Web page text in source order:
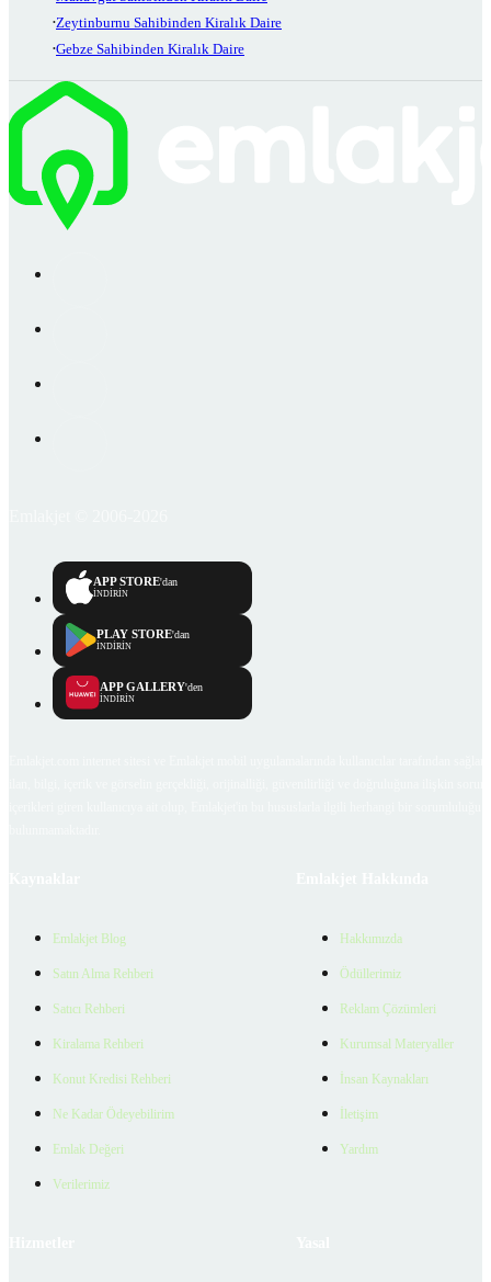
Zeytinburnu Sahibinden Kiralık Daire
Gebze Sahibinden Kiralık Daire
APP STORE'dan
İNDİRİN
PLAY STORE'dan
İNDİRİN
APP GALLERY'den
İNDİRİN
Emlakjet Blog
Satın Alma Rehberi
Satıcı Rehberi
Kiralama Rehberi
Konut Kredisi Rehberi
Ne Kadar Ödeyebilirim
Emlak Değeri
Verilerimiz
Hakkımızda
Ödüllerimiz
Reklam Çözümleri
Kurumsal Materyaller
İnsan Kaynakları
İletişim
Yardım